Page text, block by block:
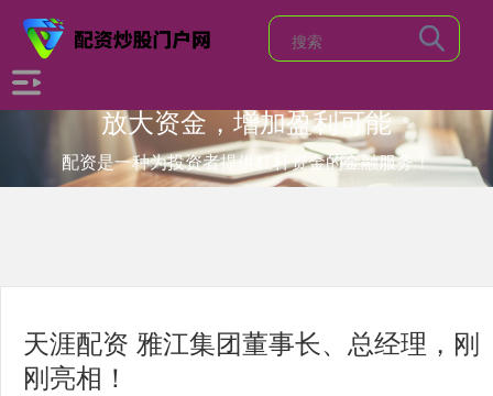
放大资金，增加盈利可能
配资是一种为投资者提供杠杆资金的金融服务！
天涯配资 雅江集团董事长、总经理，刚
刚亮相！